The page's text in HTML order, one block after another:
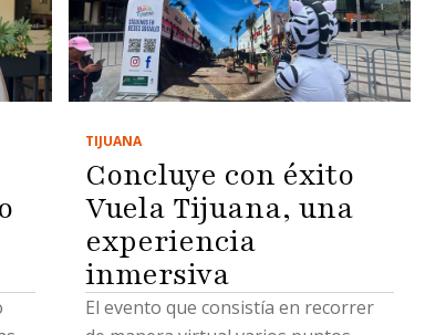
TIJUANA
Concluye con éxito
Vuela Tijuana, una
experiencia
inmersiva
El evento que consistía en recorrer